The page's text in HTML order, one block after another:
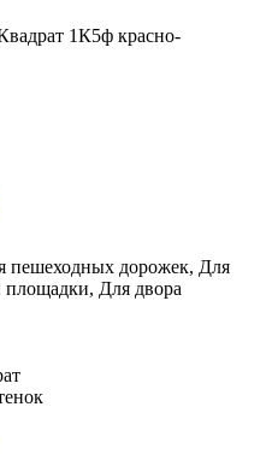
пешеходных дорожек, Для
площадки, Для двора